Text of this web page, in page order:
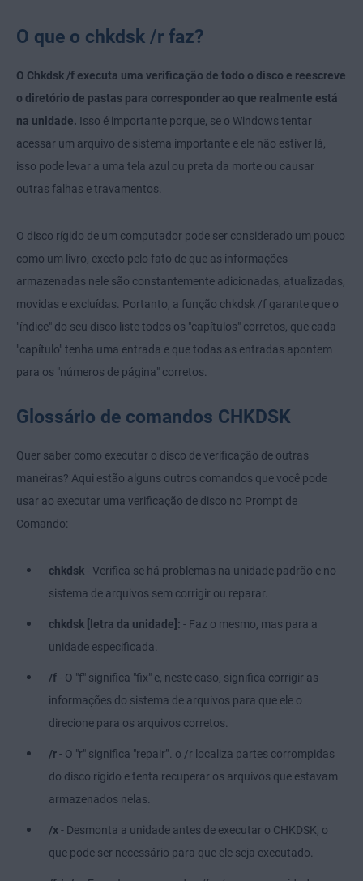
O que o chkdsk /r faz?
O Chkdsk /f executa uma verificação de todo o disco e reescreve
o diretório de pastas para corresponder ao que realmente está
na unidade. Isso é importante porque, se o Windows tentar
acessar um arquivo de sistema importante e ele não estiver lá,
isso pode levar a uma tela azul ou preta da morte ou causar
outras falhas e travamentos.
O disco rígido de um computador pode ser considerado um pouco
como um livro, exceto pelo fato de que as informações
armazenadas nele são constantemente adicionadas, atualizadas,
movidas e excluídas. Portanto, a função chkdsk /f garante que o
"índice" do seu disco liste todos os "capítulos" corretos, que cada
"capítulo" tenha uma entrada e que todas as entradas apontem
para os "números de página" corretos.
Glossário de comandos CHKDSK
Quer saber como executar o disco de verificação de outras
maneiras? Aqui estão alguns outros comandos que você pode
usar ao executar uma verificação de disco no Prompt de
Comando:
chkdsk- Verifica se há problemas na unidade padrão e no
sistema de arquivos sem corrigir ou reparar.
chkdsk [letra da unidade]: - Faz o mesmo, mas para a
unidade especificada.
/f- O "f" significa "fix" e, neste caso, significa corrigir as
informações do sistema de arquivos para que ele o
direcione para os arquivos corretos.
/r- O "r" significa "repair”. o /r localiza partes corrompidas
do disco rígido e tenta recuperar os arquivos que estavam
armazenados nelas.
/x- Desmonta a unidade antes de executar o CHKDSK, o
que pode ser necessário para que ele seja executado.